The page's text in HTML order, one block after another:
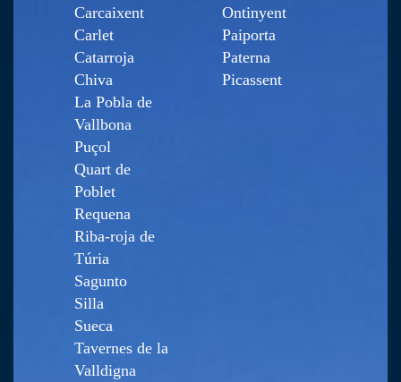
Carcaixent
Carlet
Catarroja
Chiva
Ontinyent
Paiporta
Paterna
Picassent
La Pobla de
Vallbona
Puçol
Quart de
Poblet
Requena
Riba-roja de
Túria
Sagunto
Silla
Sueca
Tavernes de la
Valldigna